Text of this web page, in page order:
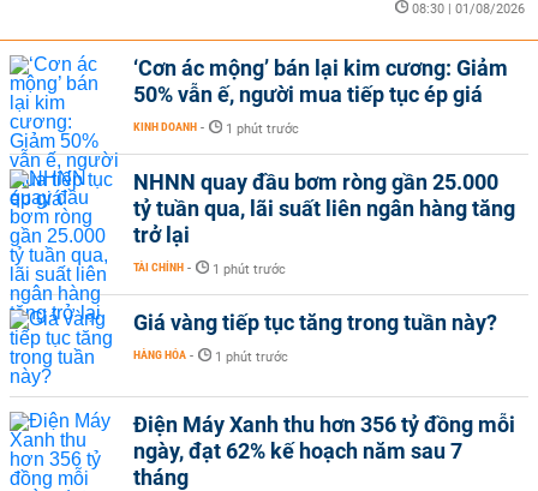
08:30 | 01/08/2026
‘Cơn ác mộng’ bán lại kim cương: Giảm
50% vẫn ế, người mua tiếp tục ép giá
KINH DOANH - 1 phút trước
NHNN quay đầu bơm ròng gần 25.000
tỷ tuần qua, lãi suất liên ngân hàng tăng
trở lại
TÀI CHÍNH - 1 phút trước
Giá vàng tiếp tục tăng trong tuần này?
HÀNG HÓA - 1 phút trước
Điện Máy Xanh thu hơn 356 tỷ đồng mỗi
ngày, đạt 62% kế hoạch năm sau 7
tháng